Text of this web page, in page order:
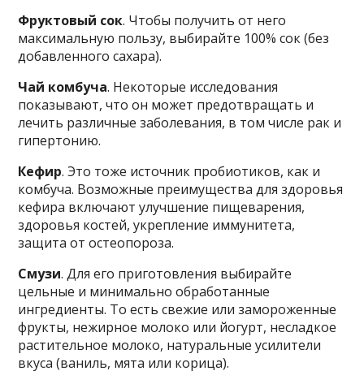
Фруктовый сок. Чтобы получить от него
максимальную пользу, выбирайте 100% сок (без
добавленного сахара).
Чай комбуча. Некоторые исследования
показывают, что он может предотвращать и
лечить различные заболевания, в том числе рак и
гипертонию.
Кефир. Это тоже источник пробиотиков, как и
комбуча. Возможные преимущества для здоровья
кефира включают улучшение пищеварения,
здоровья костей, укрепление иммунитета,
защита от остеопороза.
Смузи. Для его приготовления выбирайте
цельные и минимально обработанные
ингредиенты. То есть свежие или замороженные
фрукты, нежирное молоко или йогурт, несладкое
растительное молоко, натуральные усилители
вкуса (ваниль, мята или корица).